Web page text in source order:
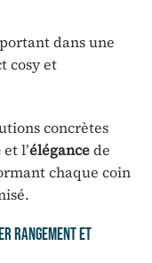
dans une
cosy et
concrètes
et l’élégancede
chaque coin
rangement et